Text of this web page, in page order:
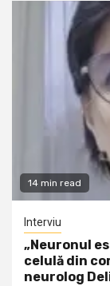
14 min read
Interviu
„Neuronul
celulă din
neurolog